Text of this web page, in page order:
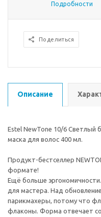
Подробности
Поделиться
Описание
Estel NewTone 10/6
маска для волос 400 мл.
Продукт-бестселлер
формате!
Ещё больше
для мастера. Над
парикмахеры, потому что
флаконы. Форма отвечает